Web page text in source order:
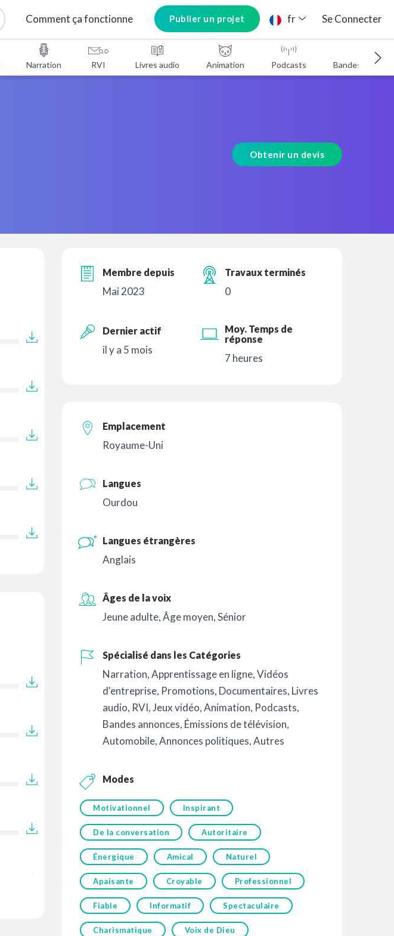
Comment ça fonctionne Publier un projet fr Se Connecter
Narration RVI Livres audio Animation Podcasts Bandes
Obtenir un devis
Membre depuis
Mai 2023
Travaux terminés
0
Dernier actif
il y a 5 mois
Moy. Temps de
réponse
7 heures
Emplacement
Royaume-Uni
Langues
Ourdou
Langues étrangères
Anglais
Âges de la voix
Jeune adulte,Âge moyen,Sénior
Spécialisé dans les Catégories
Narration,Apprentissage en ligne,Vidéos
d'entreprise, Promotions, Documentaires, Livres
audio, RVI,Jeux vidéo,Animation, Podcasts,
Bandes annonces, Émissions de télévision,
Automobile,Annonces politiques,Autres
Modes
Motivationnel Inspirant
De la conversation Autoritaire
Énergique Amical Naturel
Apaisante Croyable Professionnel
Fiable Informatif Spectaculaire
Charismatique Voix de Dieu